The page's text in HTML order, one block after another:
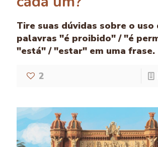
Tire suas dúvidas sobre o uso
palavras "é proibido" / "é
"está" / "estar" em uma frase.
2